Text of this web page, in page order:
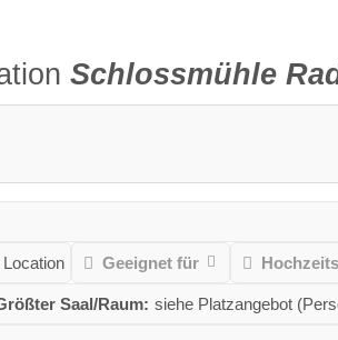
Schlossmühle
Geeignet für
Saal/Raum: siehe Platzangebot